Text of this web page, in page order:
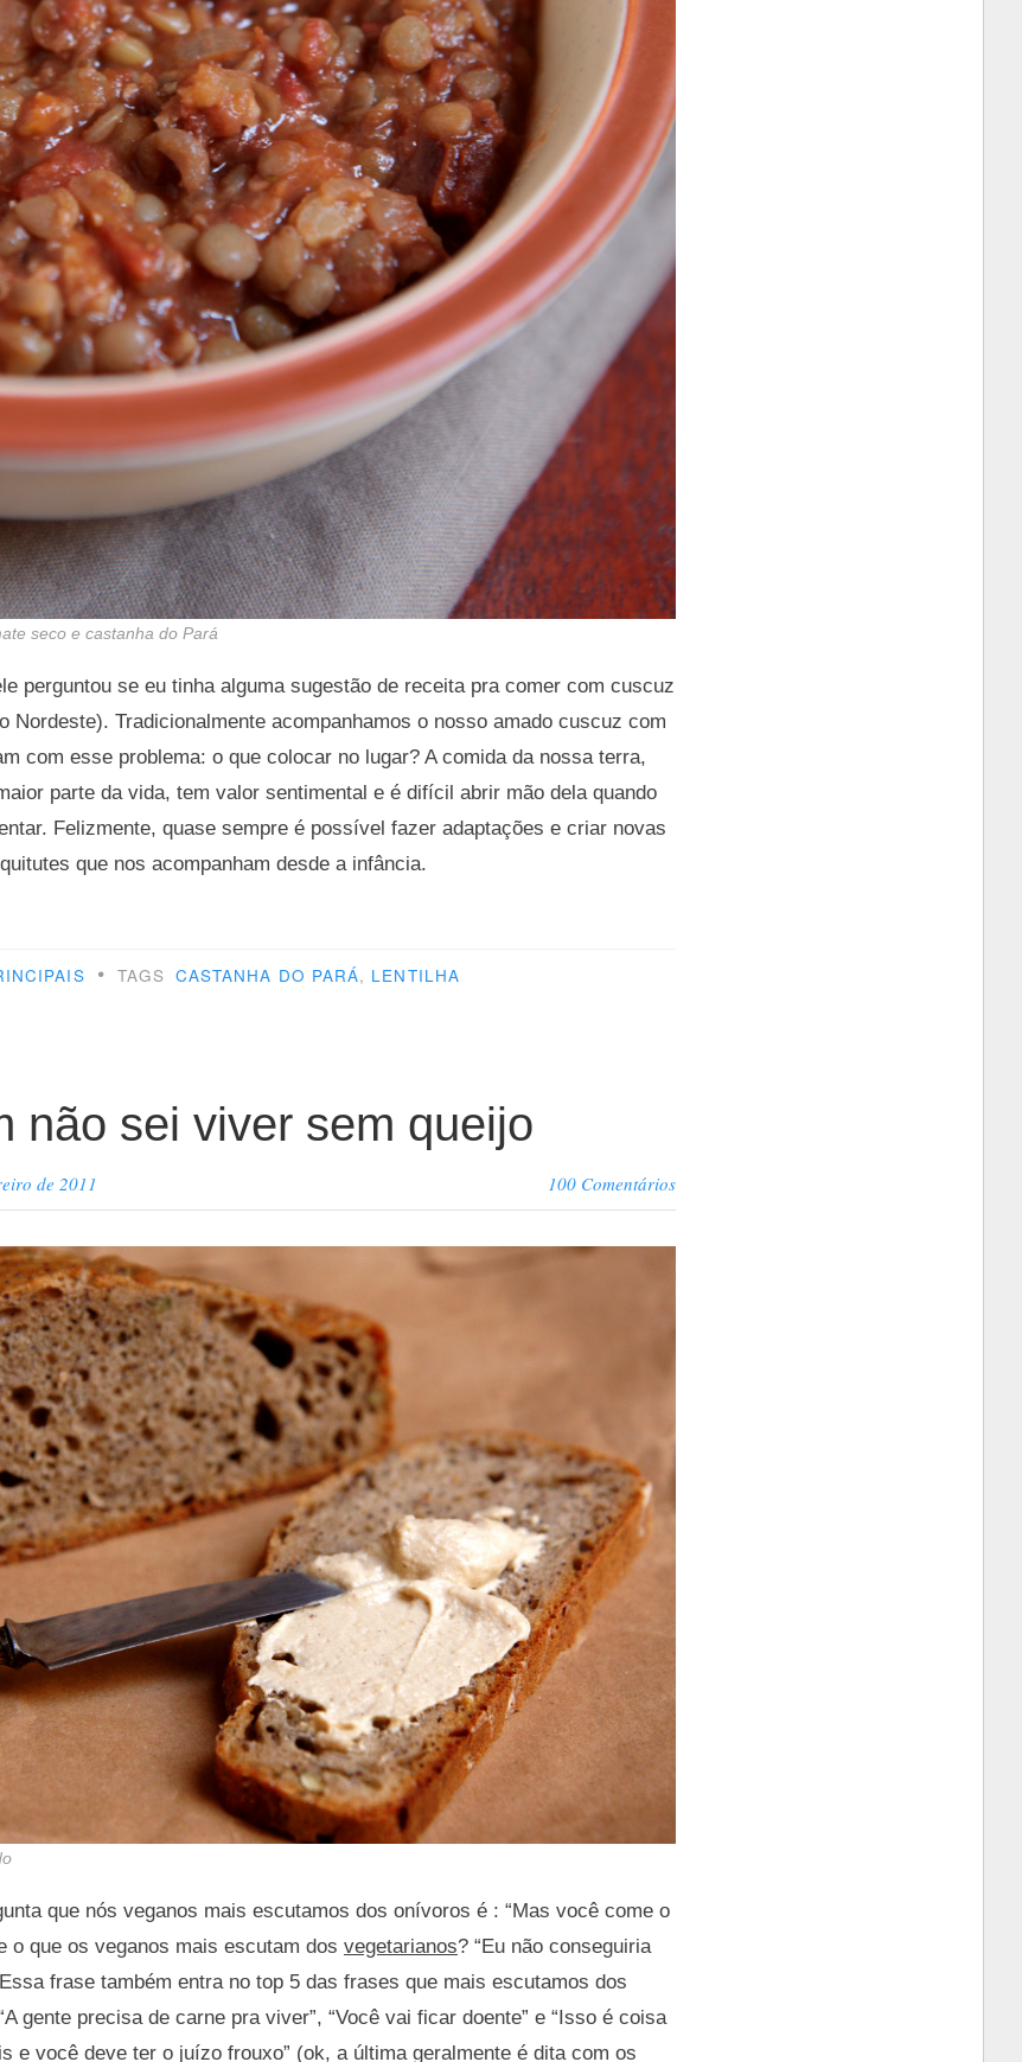
seco e castanha do Pará
perguntou se eu tinha alguma sugestão de receita pra comer com cuscuz
Nordeste). Tradicionalmente acompanhamos o nosso amado cuscuz com
com esse problema: o que colocar no lugar? A comida da nossa terra,
parte da vida, tem valor sentimental e é difícil abrir mão dela quando
Felizmente, quase sempre é possível fazer adaptações e criar novas
que nos acompanham desde a infância.
• TAGS CASTANHA DO PARÁ, LENTILHA
não sei viver sem queijo
de 2011 100 Comentários
que nós veganos mais escutamos dos onívoros é : “Mas você come o
o que os veganos mais escutam dos vegetarianos? “Eu não conseguiria
frase também entra no top 5 das frases que mais escutamos dos
gente precisa de carne pra viver”, “Você vai ficar doente” e “Isso é coisa
e você deve ter o juízo frouxo” (ok, a última geralmente é dita com os